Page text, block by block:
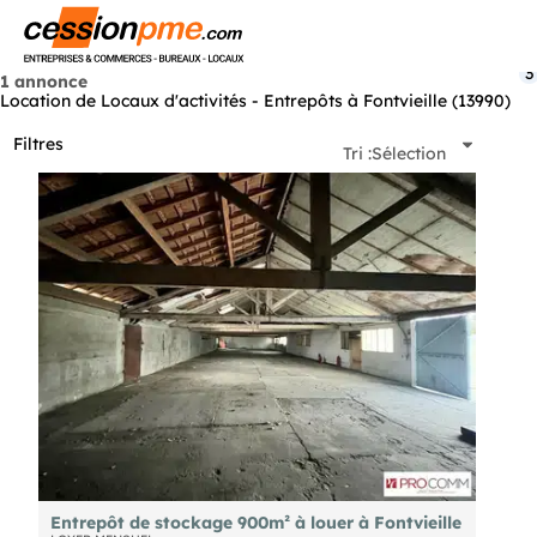
1 annonce
Location de Locaux d'activités - Entrepôts à Fontvieille (13990)
Filtres
3
Tri :Sélection
Entrepôt de stockage 900m² à louer à Fontvieille